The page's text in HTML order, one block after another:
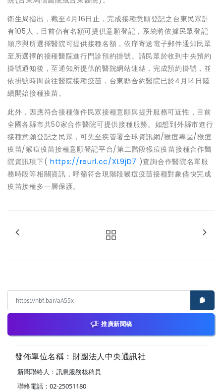
衛生局指出，截至4月16日止，完成接種意願登記之台東民眾計
有105人，目前仍有名額可提供意願登記，系統將依據民眾登記
順序與所選擇醫院可提供接種名額，依序寄送電子郵件通知民眾
至所選擇的接種醫院進行門診預約掛號。請民眾於收到中央預約
掛號通知後，至通知所提供的醫院網站連結，完成預約掛號，並
依掛號時間前往醫院接種疫苗，台東縣合約醫院已於4月14日陸
續開始接種疫苗。
此外，因應符合接種條件民眾接種意願與提升服務可近性，目前
全國各縣市共50家合作醫院可提供接種服務。如想到外縣市進行
接種意願登記之民眾，可先至疾管署全球資訊網/猴痘專區/猴痘
疫苗/猴痘疫苗接種意願登記平台/第二階段猴痘疫苗接種合作醫
院資訊項下( https://reurl.cc/XL9jD7 )查詢合作醫院名單服
務時段等相關資訊，呼籲符合現階段猴痘疫苗接種對象儘快完成
疫苗接種多一層保護。
推廣新聞稿
發佈單位名稱：財團法人中央通訊社
新聞聯絡人：訊息服務核稿員
聯絡電話：02-25051180